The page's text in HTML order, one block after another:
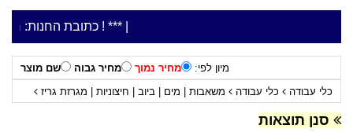
***כתובת החנות: רח' המלאכה 2, ביתן 8 (כניסה מרח' עמל ***כלי עבודה להשכרה בתעריף יומי משתלם ! ***
מיון לפי: מחיר נמוך מחיר גבוה
שם מוצר
כלי עבודה
כלי עבודה
משאבות | מים | ביוב | חיצוניות | מגרזת גריז
משאבות לבריכות
סנן תוצאות